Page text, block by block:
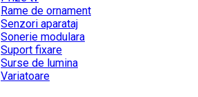
Rame de ornament
Senzori aparataj
Sonerie modulara
Suport fixare
Surse de lumina
Variatoare